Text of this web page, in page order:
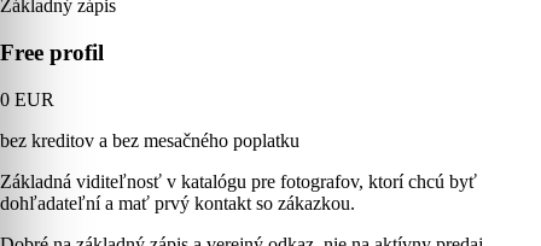
Základný zápis
Free profil
0 EUR
bez kreditov a bez mesačného poplatku
Základná viditeľnosť v katalógu pre fotografov, ktorí chcú byť
dohľadateľní a mať prvý kontakt so zákazkou.